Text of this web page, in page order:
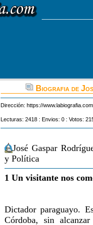
Biografia de
Dirección: https://
Lecturas: 2418 : Envios: 0 : Votos:
José Gaspar
y Política
1 Un visitante nos
Dictador paraguayo.
Córdoba, sin